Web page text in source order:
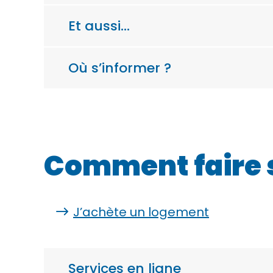
Et aussi…
Où s’informer ?
Comment faire
J’achète un logement
Services en ligne